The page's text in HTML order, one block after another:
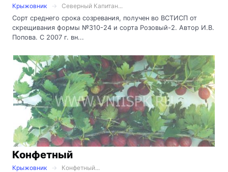
Крыжовник
Северный Капитан...
Сорт среднего срока созревания, получен во ВСТИСП от
скрещивания формы №310-24 и сорта Розовый-2. Автор И.В.
Попова. С 2007 г. вн...
Конфетный
Крыжовник
Конфетный...